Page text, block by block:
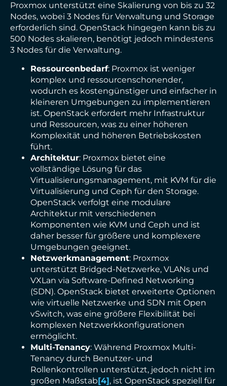
Proxmox unterstützt eine Skalierung von bis zu 32
Nodes, wobei 3 Nodes für Verwaltung und Storage
erforderlich sind. OpenStack hingegen kann bis zu
500 Nodes skalieren, benötigt jedoch mindestens
3 Nodes für die Verwaltung.
Ressourcenbedarf: Proxmox ist weniger
komplex und ressourcenschonender,
wodurch es kostengünstiger und einfacher in
kleineren Umgebungen zu implementieren
ist. OpenStack erfordert mehr Infrastruktur
und Ressourcen, was zu einer höheren
Komplexität und höheren Betriebskosten
führt.
Architektur: Proxmox bietet eine
vollständige Lösung für das
Virtualisierungsmanagement, mit KVM für die
Virtualisierung und Ceph für den Storage.
OpenStack verfolgt eine modulare
Architektur mit verschiedenen
Komponenten wie KVM und Ceph und ist
daher besser für größere und komplexere
Umgebungen geeignet.
Netzwerkmanagement: Proxmox
unterstützt Bridged-Netzwerke, VLANs und
VXLan via Software-Defined Networking
(SDN). OpenStack bietet erweiterte Optionen
wie virtuelle Netzwerke und SDN mit Open
vSwitch, was eine größere Flexibilität bei
komplexen Netzwerkkonfigurationen
ermöglicht.
Multi-Tenancy: Während Proxmox Multi-
Tenancy durch Benutzer- und
Rollenkontrollen unterstützt, jedoch nicht im
großen Maßstab[4], ist OpenStack speziell für